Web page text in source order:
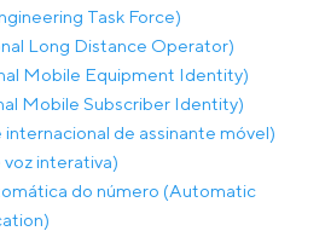
Task Force)
Long Distance Operator)
Mobile Equipment Identity)
Mobile Subscriber Identity)
de assinante móvel)
interativa)
do número (Automatic